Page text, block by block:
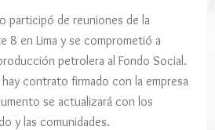
participó de reuniones de la
8 en Lima y se comprometió a
petrolera al Fondo Social.
contrato firmado con la empresa
se actualizará con los
y las comunidades.